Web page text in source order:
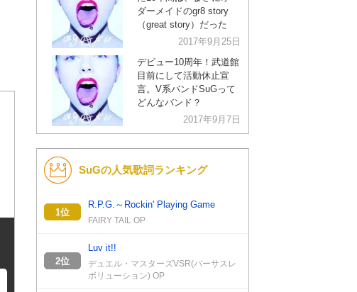
ダーメイドのgr8 story
（great story）だった
2017年9月25日
デビュー10周年！武道館
目前にして活動休止宣
言。V系バンドSuGって
どんなバンド？
2017年9月7日
SuGの人気歌詞ランキング
1位
R.P.G.～Rockin' Playing Game
FAIRY TAIL OP
2位
Luv it!!
デュエル・マスターズVSR(バーサスレ
ボリューション) OP